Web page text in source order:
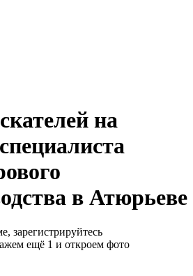
на
в Атюрьеве
зарегистрируйтесь
ещё 1 и откроем фото